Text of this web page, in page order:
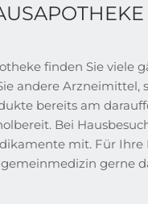
finden Sie viele
andere Arzneimittel,
bereits am
Bei
mit. Für Ihre
gerne